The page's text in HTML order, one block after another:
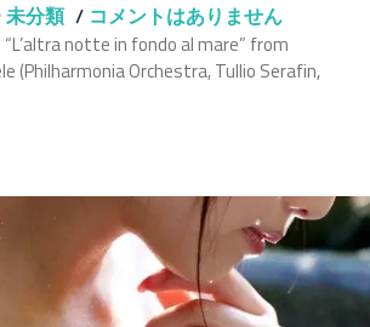
未分類 / コメントはありません
notte in fondo al mare” from
(Philharmonia Orchestra, Tullio Serafin,